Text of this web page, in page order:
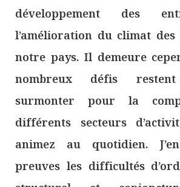
développement des
l’amélioration du climat
notre pays. Il demeure
nombreux défis
surmonter pour la
différents secteurs
animez au quotidien.
preuves les difficultés